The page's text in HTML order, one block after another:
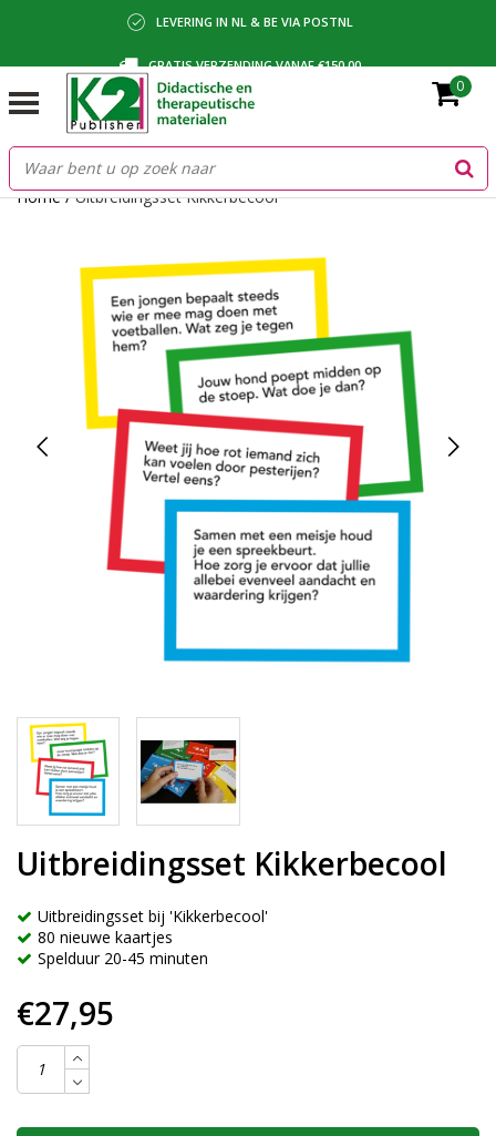
LEVERING IN NL & BE VIA POSTNL
GRATIS VERZENDING VANAF €150,00
BETALING VIA IDEAL, BANCONTACT OF FACTUUR
0
Home/Uitbreidingsset Kikkerbecool
Uitbreidingsset Kikkerbecool
Uitbreidingsset bij 'Kikkerbecool'
80 nieuwe kaartjes
Spelduur 20-45 minuten
€27,95